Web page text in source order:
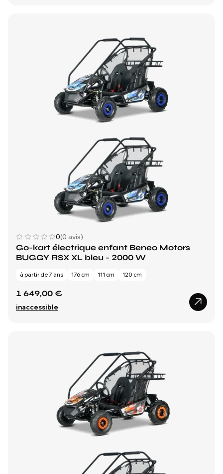
0(0 avis)
Go-kart électrique enfant Beneo Motors
BUGGY RSX XL bleu - 2000 W
à partir de 7 ans 176 cm 111 cm 120 cm
1 649,00 €
inaccessible